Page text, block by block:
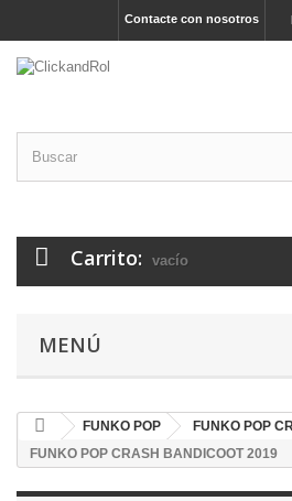
Contacte con nosotros
Carrito: vacío
MENÚ
FUNKO POP
FUNKO POP
FUNKO POP CRASH BANDICOOT 2019